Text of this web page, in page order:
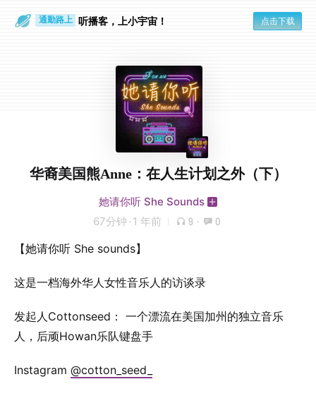
通勤路上 听播客，上小宇宙！ 点击下载
华裔美国熊Anne：在人生计划之外（下）
她请你听 She Sounds
67分钟 · 1 年前 9 · 0
【她请你听 She sounds】
这是一档海外华人女性音乐人的访谈录
发起人Cottonseed： 一个漂流在美国加州的独立音乐
人，后顽Howan乐队键盘手
Instagram ⁠⁠⁠⁠⁠⁠⁠⁠@cotton_seed_⁠⁠⁠⁠⁠⁠⁠⁠